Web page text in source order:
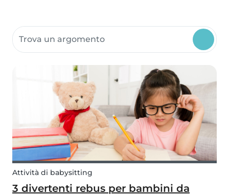
Ricerca risorse della community
Attività di babysitting
3 divertenti rebus per bambini da